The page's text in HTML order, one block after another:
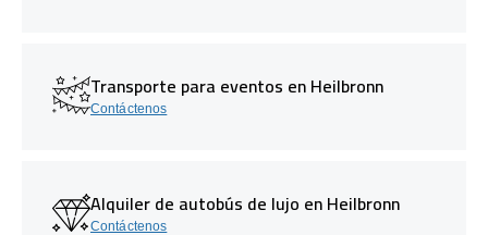
Transporte para eventos en Heilbronn
Contáctenos
Alquiler de autobús de lujo en Heilbronn
Contáctenos